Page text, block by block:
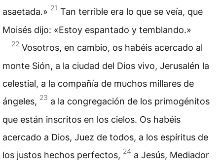
asaetada.» 21 Tan terrible era lo que se veía, que
Moisés dijo: «Estoy espantado y temblando.»
22 Vosotros, en cambio, os habéis acercado al
monte Sión, a la ciudad del Dios vivo, Jerusalén la
celestial, a la compañía de muchos millares de
ángeles, 23 a la congregación de los primogénitos
que están inscritos en los cielos. Os habéis
acercado a Dios, Juez de todos, a los espíritus de
los justos hechos perfectos, 24 a Jesús, Mediador